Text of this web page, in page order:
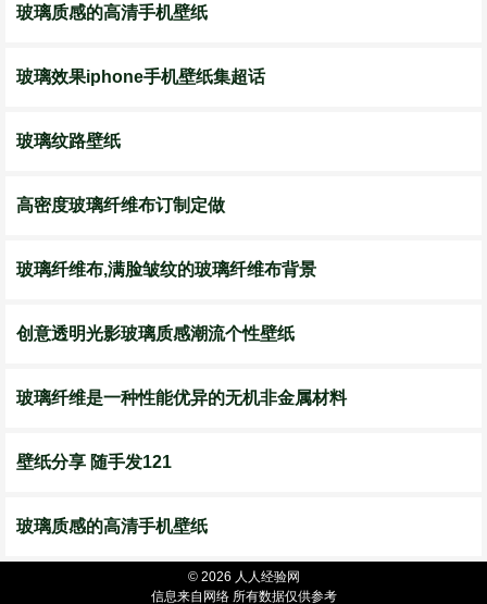
玻璃质感的高清手机壁纸
玻璃效果iphone手机壁纸集超话
玻璃纹路壁纸
高密度玻璃纤维布订制定做
玻璃纤维布,满脸皱纹的玻璃纤维布背景
创意透明光影玻璃质感潮流个性壁纸
玻璃纤维是一种性能优异的无机非金属材料
壁纸分享 随手发121
玻璃质感的高清手机壁纸
© 2026 人人经验网
信息来自网络 所有数据仅供参考